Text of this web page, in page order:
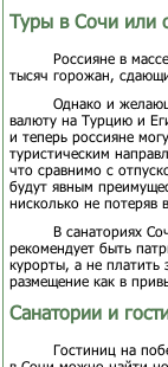
Туры в Сочи или
Россияне в
тысяч горожан,
Однако и
валюту на Турцию и
и теперь россияне
туристическим
что сравнимо с
будут явным
нисколько не потеряв
В санаториях
рекомендует быть
курорты, а не
размещение как в
Санатории и
Гостиниц на